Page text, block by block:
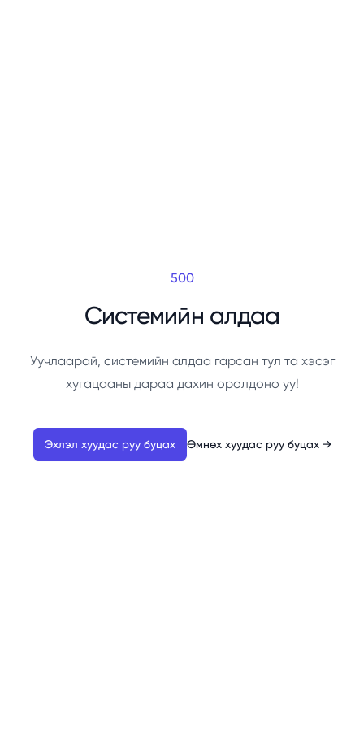
500
Системийн алдаа
Уучлаарай, системийн алдаа гарсан тул та хэсэг
хугацааны дараа дахин оролдоно уу!
Эхлэл хуудас руу буцах Өмнөх хуудас руу буцах →